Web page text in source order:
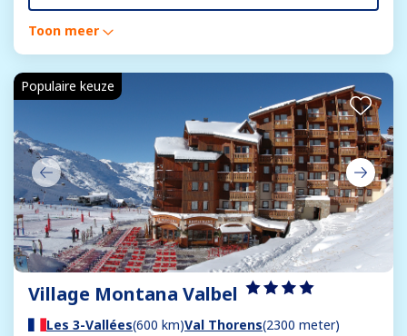
Toon meer
Populaire keuze
Village Montana Valbel
Les 3-Vallées(600 km)Val Thorens(2300 meter)